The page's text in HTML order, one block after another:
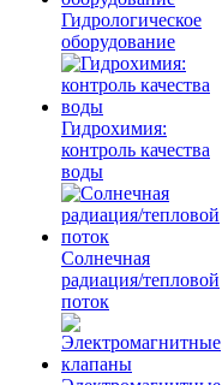
Гидрологическое
оборудование
Гидрохимия:
контроль качества
воды
Солнечная
радиация/тепловой
поток